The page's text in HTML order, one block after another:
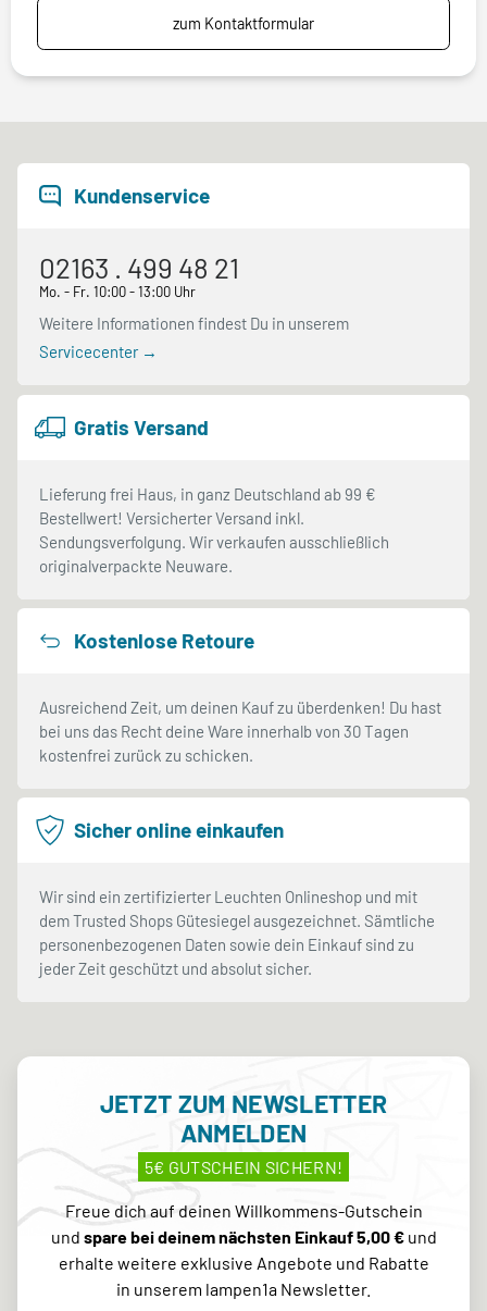
zum Kontaktformular
Kundenservice
02163 . 499 48 21
Mo. - Fr. 10:00 - 13:00 Uhr
Weitere Informationen findest Du in unserem
Servicecenter →
Gratis Versand
Lieferung frei Haus, in ganz Deutschland ab 99 €
Bestellwert! Versicherter Versand inkl.
Sendungsverfolgung. Wir verkaufen ausschließlich
originalverpackte Neuware.
Kostenlose Retoure
Ausreichend Zeit, um deinen Kauf zu überdenken! Du hast
bei uns das Recht deine Ware innerhalb von 30 Tagen
kostenfrei zurück zu schicken.
Sicher online einkaufen
Wir sind ein zertifizierter Leuchten Onlineshop und mit
dem Trusted Shops Gütesiegel ausgezeichnet. Sämtliche
personenbezogenen Daten sowie dein Einkauf sind zu
jeder Zeit geschützt und absolut sicher.
JETZT ZUM NEWSLETTER
ANMELDEN
5€ GUTSCHEIN SICHERN!
Freue dich auf deinen Willkommens-Gutschein
und spare bei deinem nächsten Einkauf 5,00 €und
erhalte weitere exklusive Angebote und Rabatte
in unserem lampen1a Newsletter.